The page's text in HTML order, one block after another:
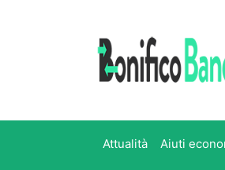
Attualità Aiuti